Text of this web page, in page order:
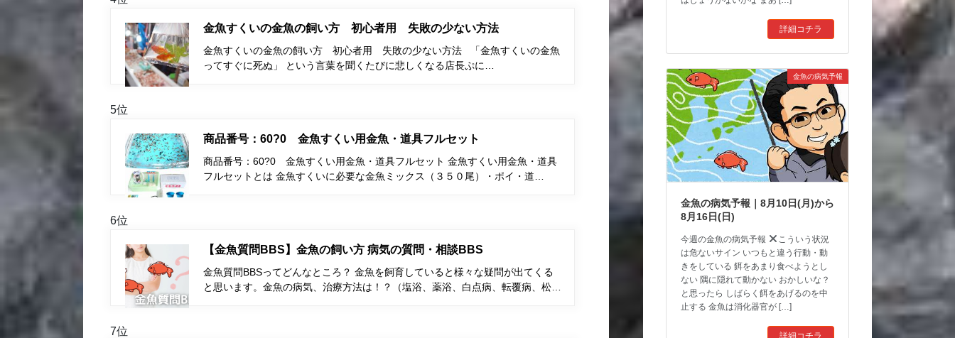
金魚すくいの金魚の飼い方 初心者用 失敗の少ない方法
金魚すくいの金魚の飼い方 初心者用 失敗の少ない方法 「金魚すくいの金魚
ってすぐに死ぬ」 という言葉を聞くたびに悲しくなる店長ぷに…
5位
商品番号：60?0 金魚すくい用金魚・道具フルセット
商品番号：60?0 金魚すくい用金魚・道具フルセット 金魚すくい用金魚・道具
フルセットとは 金魚すくいに必要な金魚ミックス（３５０尾）・ポイ・道…
6位
【金魚質問BBS】金魚の飼い方 病気の質問・相談BBS
金魚質問BBSってどんなところ？ 金魚を飼育していると様々な疑問が出てくる
と思います。金魚の病気、治療方法は！？（塩浴、薬浴、白点病、転覆病、松…
7位
詳細コチラ
金魚の病気予報
金魚の病気予報｜8月10日(月)から
8月16日(日)
今週の金魚の病気予報
こういう状況
は危ないサイン いつもと違う行動・動
きをしている 餌をあまり食べようとし
ない 隅に隠れて動かない おかしいな？
と思ったら しばらく餌をあげるのを中
止する 金魚は消化器官が […]
詳細コチラ